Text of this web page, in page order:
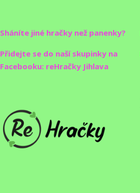
Sháníte jiné hračky než panenky?
Přidejte se do naší skupinky na
Facebooku: reHračky Jihlava